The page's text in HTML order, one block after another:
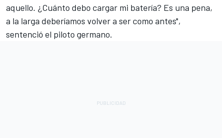
aquello. ¿Cuánto debo cargar mi batería? Es una pena,
a la larga deberíamos volver a ser como antes",
sentenció el piloto germano.